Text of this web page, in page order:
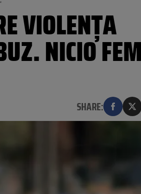
VIOLENȚA
NICIO
SHARE: